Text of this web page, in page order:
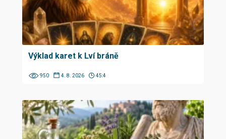
Výklad karet k Lví bráně
950 4. 8. 2026 45:4